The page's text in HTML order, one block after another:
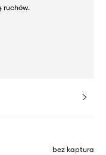
ruchów.
bez kaptura